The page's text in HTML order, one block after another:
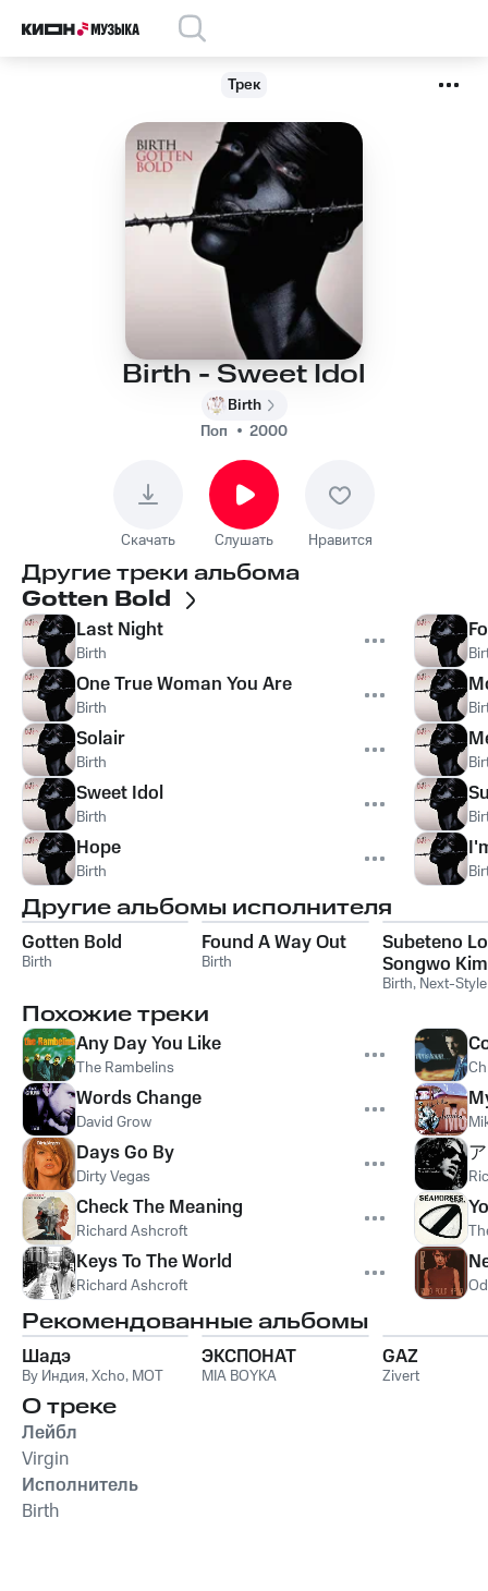
Трек
Birth - Sweet Idol
Birth
Поп
2000
Скачать Слушать Нравится
Другие треки альбома
Gotten Bold
Last Night
Birth
One True Woman You Are
Birth
Solair
Birth
Sweet Idol
Birth
Hope
Birth
Другие альбомы исполнителя
Gotten Bold
Birth
Found A Way Out
Birth
Subeteno
Songwo
Birth, Next-Style
Похожие треки
Any Day You Like
The Rambelins
Words Change
David Grow
Days Go By
Dirty Vegas
Check The Meaning
Richard Ashcroft
Keys To The World
Richard Ashcroft
Рекомендованные альбомы
Шадэ
By Индия,Xcho, MOT
ЭКСПОНАТ
MIA BOYKA
GAZ
Zivert
О треке
Лейбл
Virgin
Исполнитель
Birth